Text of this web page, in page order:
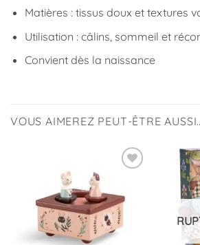
Matières : tissus doux et textures
Utilisation : câlins, sommeil et
Convient dès la naissance
VOUS AIMEREZ PEUT-ÊTRE
liste
d’envies